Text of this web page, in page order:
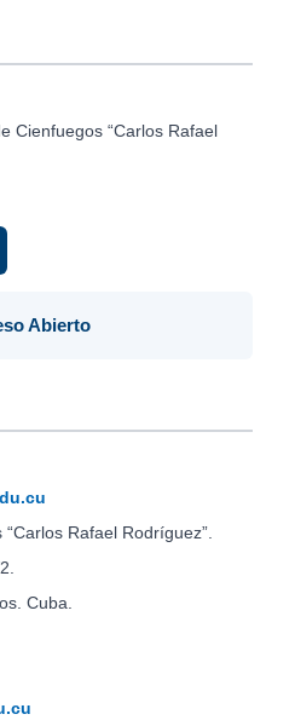
Cienfuegos “Carlos Rafael
Abierto
Rafael Rodríguez”.
Cuba.